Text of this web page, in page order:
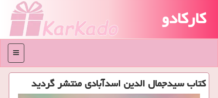
کارکادو
منو
كتاب سیدجمال الدین اسدآبادی منتشر گردید